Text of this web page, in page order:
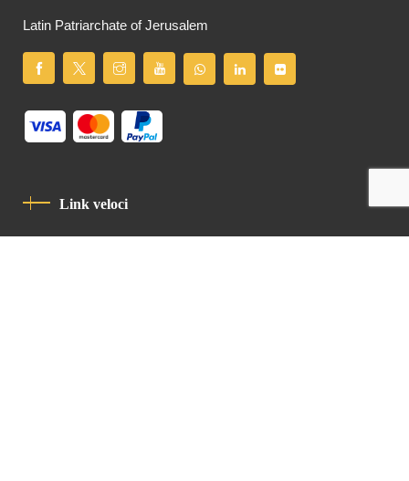
Latin Patriarchate of Jerusalem
Link veloci